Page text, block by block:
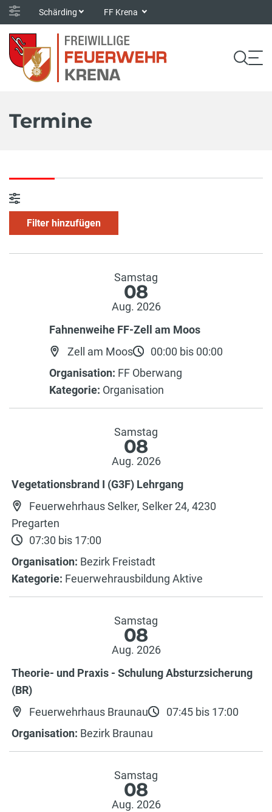
Schärding FF Krena
Termine
Filter hinzufügen
Samstag
08
Aug. 2026
Fahnenweihe FF-Zell am Moos
Zell am Moos
00:00 bis 00:00
Organisation: FF Oberwang
Kategorie: Organisation
Samstag
08
Aug. 2026
Vegetationsbrand I (G3F) Lehrgang
Feuerwehrhaus Selker, Selker 24, 4230
Pregarten
07:30 bis 17:00
Organisation: Bezirk Freistadt
Kategorie: Feuerwehrausbildung Aktive
Samstag
08
Aug. 2026
Theorie- und Praxis - Schulung Absturzsicherung
(BR)
Feuerwehrhaus Braunau
07:45 bis 17:00
Organisation: Bezirk Braunau
Samstag
08
Aug. 2026